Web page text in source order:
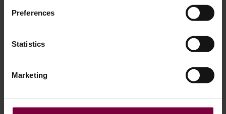
Preferences
Statistics
Marketing
ん。ホイールは、材料の欠損、縁石による深い損傷、腐
食、または衝撃による変形がある可能性もあります。この
ような状況では、溶接だけではホイールの元の形状や表面
状態を完全に修復することはできません。.
溶接で修理できる亀裂であっても、その後に大幅な補修や
仕上げ作業が必要となる場合、最も効率的な修理方法とは